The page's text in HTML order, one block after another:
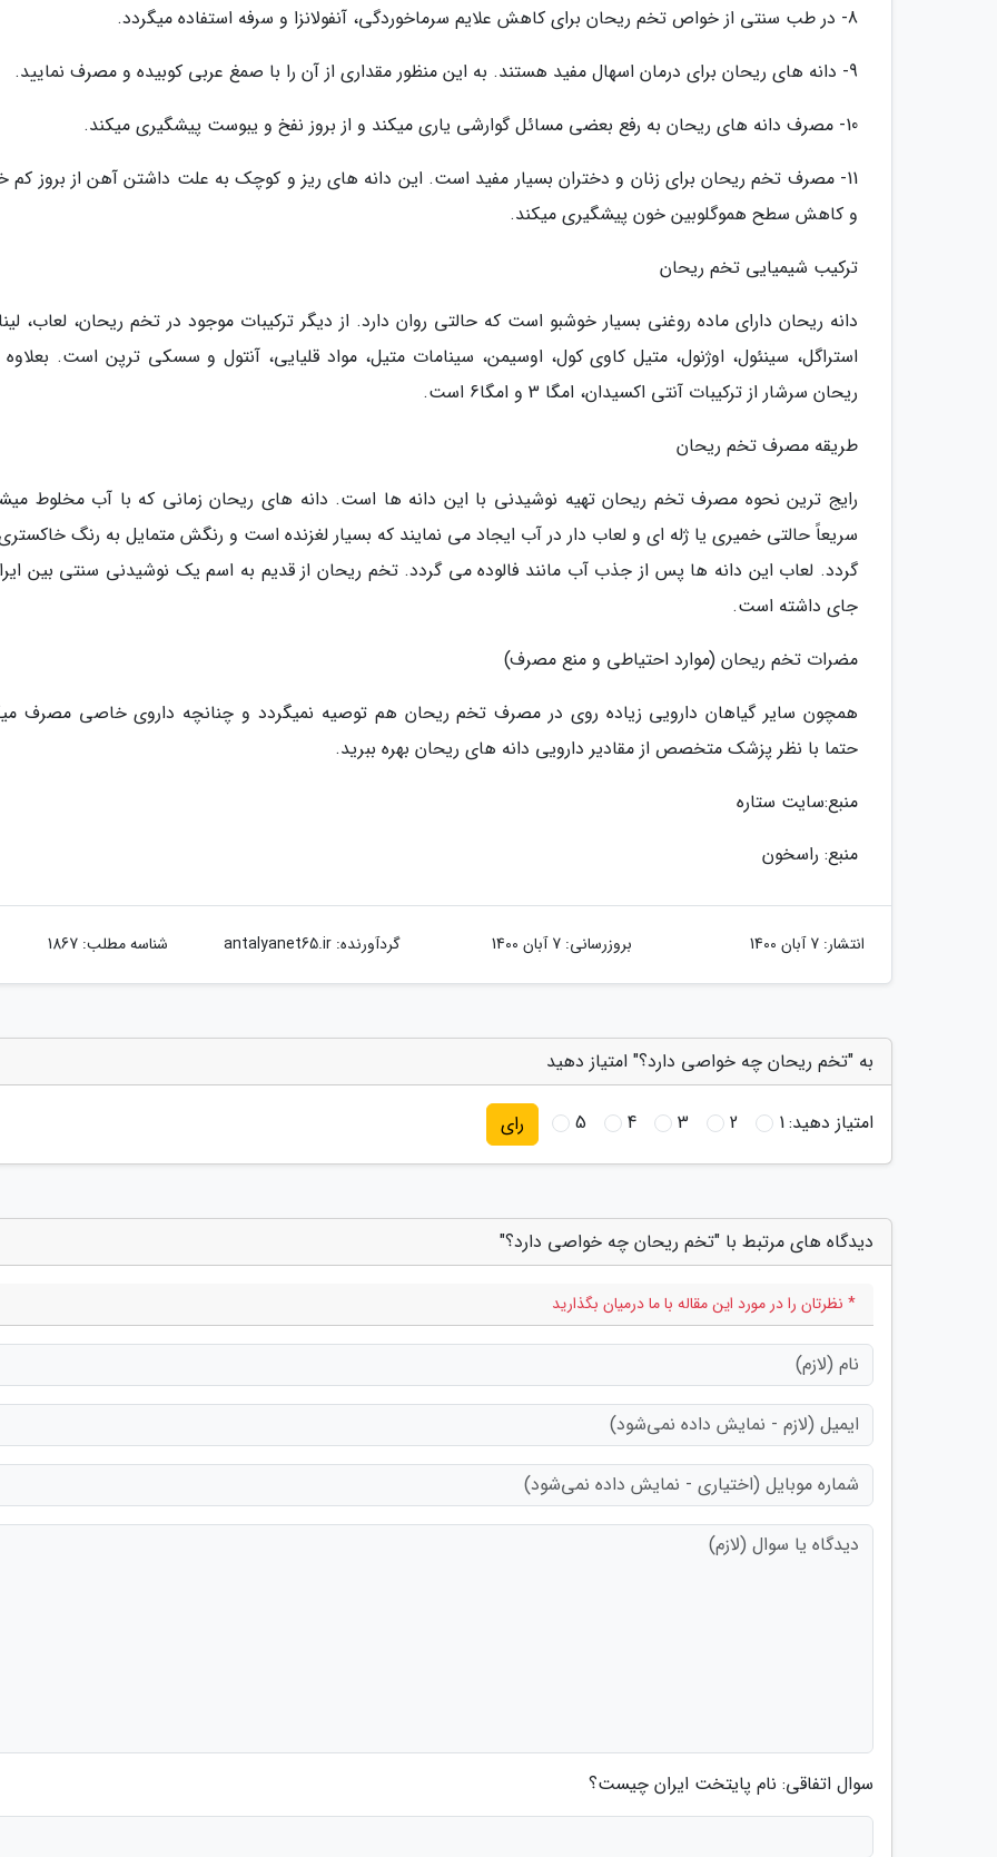
8- در طب سنتی از خواص تخم ریحان برای کاهش علایم سرماخوردگی، آنفولانزا و سرفه استفاده میگردد.
9- دانه های ریحان برای درمان اسهال مفید هستند. به این منظور مقداری از آن را با صمغ عربی کوبیده و مصرف نمایید.
10- مصرف دانه های ریحان به رفع بعضی مسائل گوارشی یاری میکند و از بروز نفخ و یبوست پیشگیری میکند.
11- مصرف تخم ریحان برای زنان و دختران بسیار مفید است. این دانه های ریز و کوچک به علت داشتن آهن از بروز کم
و کاهش سطح هموگلوبین خون پیشگیری میکند.
ترکیب شیمیایی تخم ریحان
دانه ریحان دارای ماده روغنی بسیار خوشبو است که حالتی روان دارد. از دیگر ترکیبات موجود در تخم ریحان، لعاب،
استراگل، سینئول، اوژنول، متیل کاوی کول، اوسیمن، سینامات متیل، مواد قلیایی، آنتول و سسکی ترپن است.
ریحان سرشار از ترکیبات آنتی اکسیدان، امگا 3 و امگا6 است.
طریقه مصرف تخم ریحان
رایج ترین نحوه مصرف تخم ریحان تهیه نوشیدنی با این دانه ها است. دانه های ریحان زمانی که با آب مخلوط
سریعاً حالتی خمیری یا ژله ای و لعاب دار در آب ایجاد می نمایند که بسیار لغزنده است و رنگش متمایل به رنگ
گردد. لعاب این دانه ها پس از جذب آب مانند فالوده می گردد. تخم ریحان از قدیم به اسم یک نوشیدنی سنتی بین
جای داشته است.
مضرات تخم ریحان (موارد احتیاطی و منع مصرف)
همچون سایر گیاهان دارویی زیاده روی در مصرف تخم ریحان هم توصیه نمیگردد و چنانچه داروی خاصی مصرف
حتما با نظر پزشک متخصص از مقادیر دارویی دانه های ریحان بهره ببرید.
منبع:سایت ستاره
منبع: راسخون
انتشار: 7 آبان 1400 بروزرسانی: 7 آبان 1400 گردآورنده:antalyanet65.ir شناسه مطلب: 1867
به "تخم ریحان چه خواصی دارد؟" امتیاز دهید
امتیاز دهید:1
2
3
4
5 رای
دیدگاه های مرتبط با "تخم ریحان چه خواصی دارد؟"
* نظرتان را در مورد این مقاله با ما درمیان بگذارید
سوال اتفاقی: نام پایتخت ایران چیست؟